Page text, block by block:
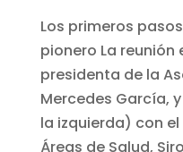
Los primeros
pionero La reunión
presidenta de la
Mercedes García,
la izquierda) con
Áreas de Salud,